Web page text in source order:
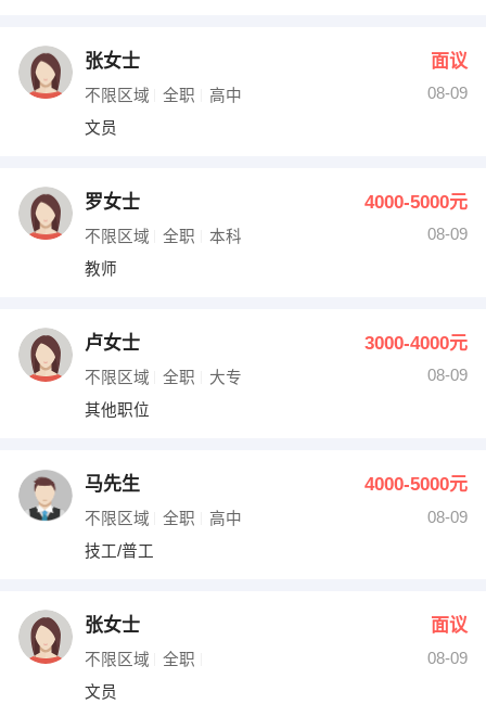
编辑
其他职位
张女士 面议
不限区域 全职 高中
08-09
文员
罗女士 4000-5000元
不限区域 全职 本科
08-09
教师
卢女士 3000-4000元
不限区域 全职 大专
08-09
其他职位
马先生 4000-5000元
不限区域 全职 高中
08-09
技工/普工
张女士 面议
不限区域 全职
08-09
文员